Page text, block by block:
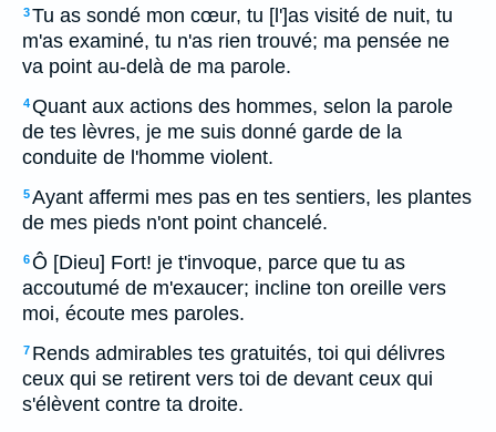
3Tu as sondé mon cœur, tu [l']as visité de nuit, tu
m'as examiné, tu n'as rien trouvé; ma pensée ne
va point au-delà de ma parole.
4Quant aux actions des hommes, selon la parole
de tes lèvres, je me suis donné garde de la
conduite de l'homme violent.
5Ayant affermi mes pas en tes sentiers, les plantes
de mes pieds n'ont point chancelé.
6Ô [Dieu] Fort! je t'invoque, parce que tu as
accoutumé de m'exaucer; incline ton oreille vers
moi, écoute mes paroles.
7 Rends admirables tes gratuités, toi qui délivres
ceux qui se retirent vers toi de devant ceux qui
s'élèvent contre ta droite.